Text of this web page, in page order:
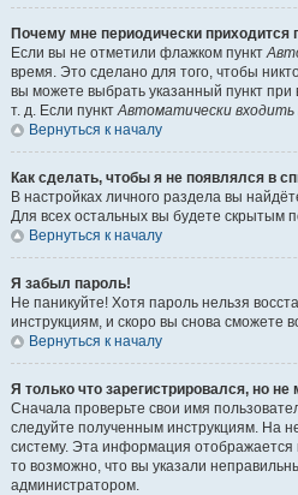
Почему мне периодически приходится
Если вы не отметили флажком пункт
время. Это сделано для того, чтобы
вы можете выбрать указанный пункт
т. д. Если пунктАвтоматически
Вернуться к началу
Как сделать, чтобы я не появлялся в
В настройках личного раздела вы
Для всех остальных вы будете скрытым
Вернуться к началу
Я забыл пароль!
Не паникуйте! Хотя пароль нельзя
инструкциям, и скоро вы снова сможете
Вернуться к началу
Я только что зарегистрировался, но не
Сначала проверьте свои имя
следуйте полученным инструкциям. На
систему. Эта информация
то возможно, что вы указали
администратором.